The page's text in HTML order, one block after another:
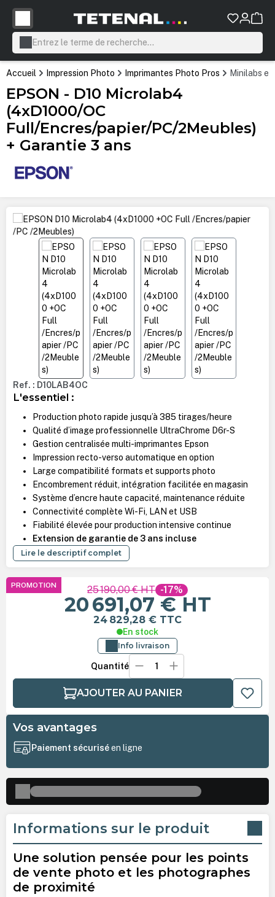
principal
Accueil Impression Photo Imprimantes Photo Pros Minilabs
EPSON - D10 Microlab4
(4xD1000/OC
Full/Encres/papier/PC/2Meubles)
+ Garantie 3 ans
Ignorer la galerie d'images
Ref. : D10LAB4OC
L'essentiel :
Production photo rapide jusqu’à 385 tirages/heure
Qualité d’image professionnelle UltraChrome D6r-S
Gestion centralisée multi-imprimantes Epson
Impression recto-verso automatique en option
Large compatibilité formats et supports photo
Encombrement réduit, intégration facilitée en magasin
Système d’encre haute capacité, maintenance réduite
Connectivité complète Wi-Fi, LAN et USB
Fiabilité élevée pour production intensive continue
Extension de garantie de 3 ans incluse
Lire le descriptif complet
PROMOTION 25 190,00 €HT -17%
20 691,07 €HT
24 829,28 € TTC
En stock
Info livraison
Quantité
AJOUTER AU PANIER
Vos avantages
Paiement sécuriséen ligne
Informations sur le produit
Une solution pensée pour les points
de vente photo et les photographes
de proximité